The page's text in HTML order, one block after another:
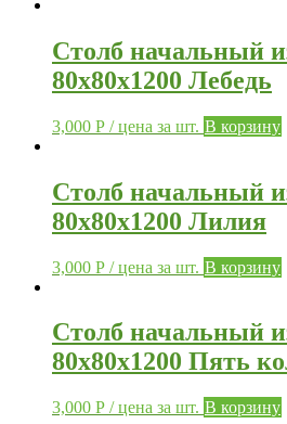
Столб начальный
80х80х1200 Лебедь
3,000 Р / цена за шт. В корзину
Столб начальный
80х80х1200 Лилия
3,000 Р / цена за шт. В корзину
Столб начальный
80х80х1200 Пять
3,000 Р / цена за шт. В корзину